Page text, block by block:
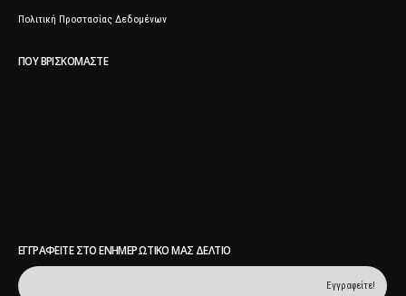
Πολιτική Προστασίας Δεδομένων
ΠΟΥ ΒΡΙΣΚΌΜΑΣΤΕ
ΕΓΓΡΑΦΕΊΤΕ ΣΤΟ ΕΝΗΜΕΡΩΤΙΚΌ ΜΑΣ ΔΕΛΤΊΟ